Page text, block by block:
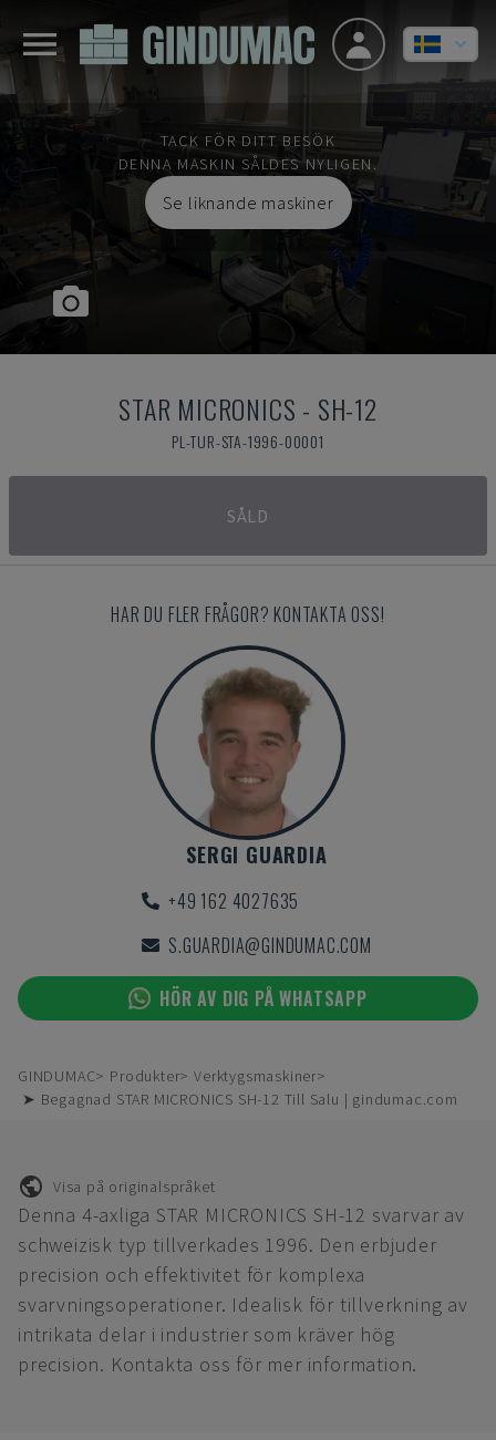
TACK FÖR DITT BESÖK
DENNA MASKIN SÅLDES NYLIGEN.
Se liknande maskiner
STAR MICRONICS - SH-12
PL-TUR-STA-1996-00001
SÅLD
HAR DU FLER FRÅGOR? KONTAKTA OSS!
SERGI GUARDIA
+49 162 4027635
S.GUARDIA@GINDUMAC.COM
HÖR AV DIG PÅ WHATSAPP
GINDUMAC Produkter
Verktygsmaskiner
➤ Begagnad STAR MICRONICS SH-12 Till Salu | gindumac.com
Visa på originalspråket
Denna 4-axliga STAR MICRONICS SH-12 svarvar av
schweizisk typ tillverkades 1996. Den erbjuder
precision och effektivitet för komplexa
svarvningsoperationer. Idealisk för tillverkning av
intrikata delar i industrier som kräver hög
precision. Kontakta oss för mer information.